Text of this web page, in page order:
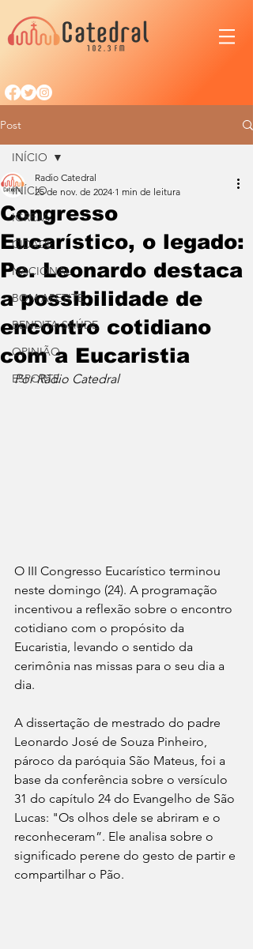
Post
INÍCIO
IGREJA
CIDADE
NACIONAL
BOM APETITE
BENDITA SAÚDE
OPINIÃO
ESPORTE
INÍCIO
Congresso
Eucarístico, o legado:
Pe. Leonardo destaca
a possibilidade de
encontro cotidiano
com a Eucaristia
Radio Catedral
25 de nov. de 2024 1 min de leitura
Por Rádio Catedral
O III Congresso Eucarístico terminou
neste domingo (24). A programação
incentivou a reflexão sobre o encontro
cotidiano com o propósito da
Eucaristia, levando o sentido da
cerimônia nas missas para o seu dia a
dia.
A dissertação de mestrado do padre
Leonardo José de Souza Pinheiro,
pároco da paróquia São Mateus, foi a
base da conferência sobre o versículo
31 do capítulo 24 do Evangelho de São
Lucas: "Os olhos dele se abriram e o
reconheceram”. Ele analisa sobre o
significado perene do gesto de partir e
compartilhar o Pão.